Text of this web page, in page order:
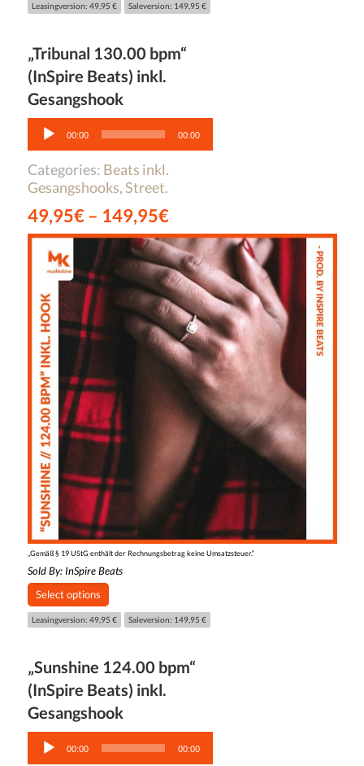
Leasingversion: 49,95 € Saleversion: 149,95 €
„Tribunal 130.00 bpm“
(InSpire Beats) inkl.
Gesangshook
Audio-
Player
00:00 00:00
Categories: Beats inkl.
Gesangshooks,Street.
49,95€– 149,95€
„Gemäß § 19 UStG enthält der Rechnungsbetrag keine Umsatzsteuer.“
Sold By: InSpire Beats
Select options
Leasingversion: 49,95 € Saleversion: 149,95 €
„Sunshine 124.00 bpm“
(InSpire Beats) inkl.
Gesangshook
Audio-
Player
00:00 00:00